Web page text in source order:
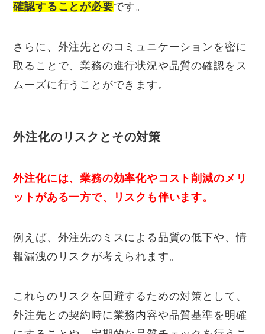
確認することが必要です。
さらに、外注先とのコミュニケーションを密に
取ることで、業務の進行状況や品質の確認をス
ムーズに行うことができます。
外注化のリスクとその対策
外注化には、業務の効率化やコスト削減のメリ
ットがある一方で、リスクも伴います。
例えば、外注先のミスによる品質の低下や、情
報漏洩のリスクが考えられます。
これらのリスクを回避するための対策として、
外注先との契約時に業務内容や品質基準を明確